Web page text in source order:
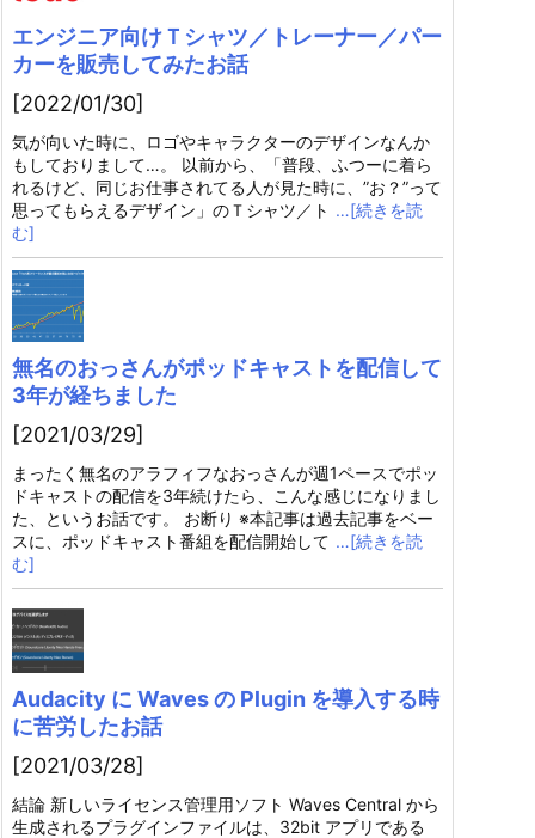
エンジニア向けＴシャツ／トレーナー／パー
カーを販売してみたお話
[2022/01/30]
気が向いた時に、ロゴやキャラクターのデザインなんか
もしておりまして…。 以前から、「普段、ふつーに着ら
れるけど、同じお仕事されてる人が見た時に、”お？”って
思ってもらえるデザイン」のＴシャツ／ト …[続きを読
む]
無名のおっさんがポッドキャストを配信して
3年が経ちました
[2021/03/29]
まったく無名のアラフィフなおっさんが週1ペースでポッ
ドキャストの配信を3年続けたら、こんな感じになりまし
た、というお話です。 お断り ※本記事は過去記事をベー
スに、ポッドキャスト番組を配信開始して …[続きを読
む]
Audacity に Waves の Plugin を導入する時
に苦労したお話
[2021/03/28]
結論 新しいライセンス管理用ソフト Waves Central から
生成されるプラグインファイルは、32bit アプリである